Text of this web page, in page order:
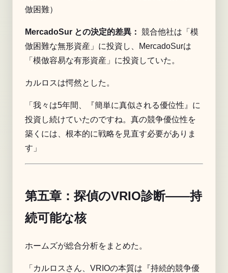
倣困難）
MercadoSur との決定的差異： 競合他社は「模
倣困難な無形資産」に投資し、MercadoSurは
「模倣容易な有形資産」に投資していた。
カルロスは愕然とした。
「我々は5年間、『簡単に真似される優位性』に
投資し続けていたのですね。真の競争優位性を
築くには、根本的に戦略を見直す必要がありま
す」
第五章：探偵のVRIO診断——持
続可能な核
ホームズが総合分析をまとめた。
「カルロスさん、VRIOの本質は『持続的競争優